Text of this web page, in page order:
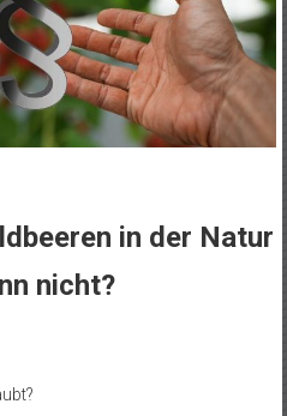
in der Natur
nicht?